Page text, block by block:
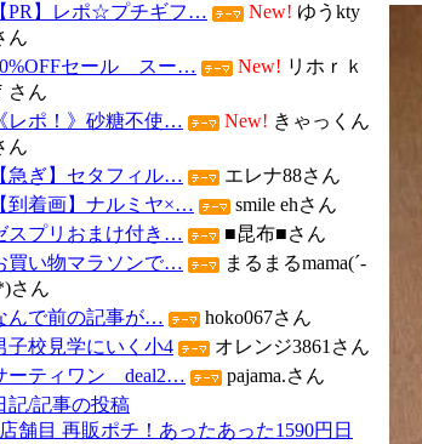
【PR】レポ☆プチギフ…
New! ゆうkty
ん
セール スー…
New! リホｒｋ
さん
《レポ！》砂糖不使…
New! きゃっくん
ん
【急ぎ】セタフィル…
エレナ88さん
【到着画】ナルミヤ×…
smile ehさん
スプリおまけ付き…
■昆布■さん
買い物マラソンで…
まるまるmama(´-
さん
んで前の記事が…
hoko067さん
子校見学にいく小4
オレンジ3861さん
ーティワン deal2…
pajama.さん
記/記事の投稿
舗目 再販ポチ！あったあった1590円日